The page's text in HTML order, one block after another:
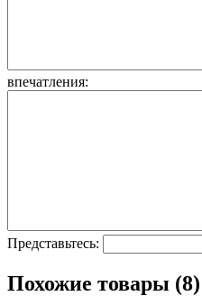
впечатления:
Представьтесь:
Похожие товары (8)